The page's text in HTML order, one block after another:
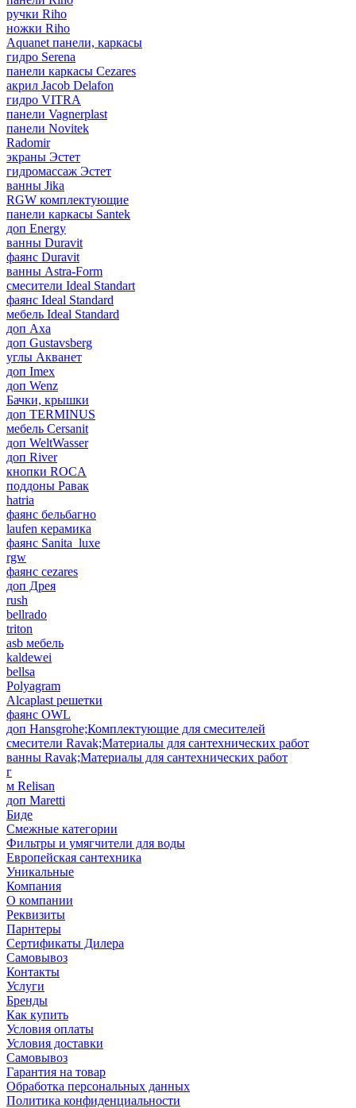
ручки Riho
ножки Riho
Aquanet панели, каркасы
гидро Serena
панели каркасы Cezares
акрил Jacob Delafon
гидро VITRA
панели Vagnerplast
панели Novitek
Radomir
экраны Эстет
гидромассаж Эстет
ванны Jika
RGW комплектующие
панели каркасы Santek
доп Energy
ванны Duravit
фаянс Duravit
ванны Astra-Form
смесители Ideal Standart
фаянс Ideal Standard
мебель Ideal Standard
доп Axa
доп Gustavsberg
углы Акванет
доп Imex
доп Wenz
Бачки, крышки
доп TERMINUS
мебель Cersanit
доп WeltWasser
доп River
кнопки ROCA
поддоны Равак
hatria
фаянс бельбагно
laufen керамика
фаянс Sanita_luxe
rgw
фаянс cezares
доп Дрея
rush
bellrado
triton
asb мебель
kaldewei
bellsa
Polyagram
Alcaplast решетки
фаянс OWL
доп Hansgrohe;Комплектующие для смесителей
смесители Ravak;Материалы для сантехнических работ
ванны Ravak;Материалы для сантехнических работ
г
м Relisan
доп Maretti
Биде
Смежные категории
Фильтры и умягчители для воды
Европейская сантехника
Уникальные
Компания
О компании
Реквизиты
Парнтеры
Сертификаты Дилера
Самовывоз
Контакты
Услуги
Бренды
Как купить
Условия оплаты
Условия доставки
Самовывоз
Гарантия на товар
Обработка персональных данных
Политика конфиденциальности